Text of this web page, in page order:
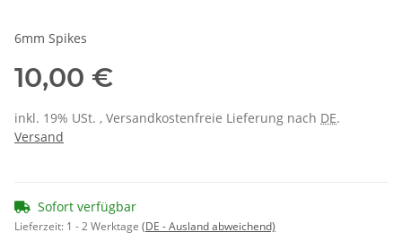
6mm Spikes
10,00 €
inkl. 19% USt. , Versandkostenfreie Lieferung nach DE.
Versand
Sofort verfügbar
Lieferzeit: 1 - 2 Werktage (DE - Ausland abweichend)